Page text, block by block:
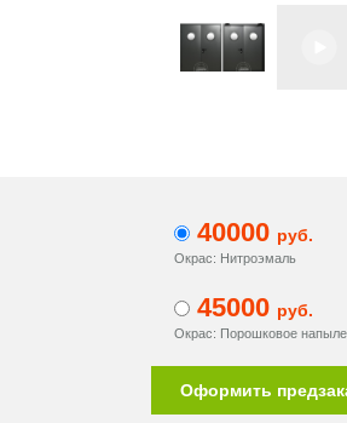
40000 руб.
Окрас: Нитроэмаль
45000 руб.
Окрас: Порошковое
Оформить